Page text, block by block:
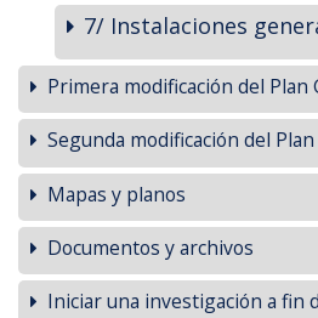
7/ Instalaciones
Primera modificación del Plan
Segunda modificación del
Mapas y planos
Documentos y archivos
Iniciar una investigación a fin